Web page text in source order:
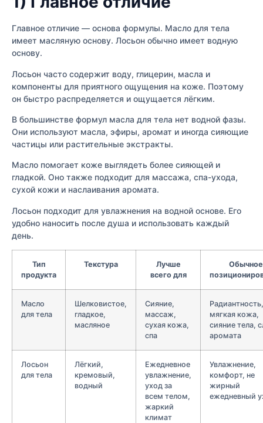
Главное отличие — основа формулы. Масло для тела
имеет масляную основу. Лосьон обычно имеет водную
основу.
Лосьон часто содержит воду, глицерин, масла и
компоненты для приятного ощущения на коже. Поэтому
он быстро распределяется и ощущается лёгким.
В большинстве формул масла для тела нет водной фазы.
Они используют масла, эфиры, аромат и иногда сияющие
частицы или растительные экстракты.
Масло помогает коже выглядеть более сияющей и
гладкой. Оно также подходит для массажа, спа-ухода,
сухой кожи и наслаивания аромата.
Лосьон подходит для увлажнения на водной основе. Его
удобно наносить после душа и использовать каждый
день.
Тип
продукта
Текстура
Лучше
всего для
Обычное
Масло
для тела
Шелковистое,
гладкое,
масляное
Сияние,
массаж,
сухая кожа,
спа
Радиантность,
мягкая кожа,
сияние тела,
аромата
Лосьон
для тела
Лёгкий,
кремовый,
водный
Ежедневное
увлажнение,
уход за
всем телом,
жаркий
климат
Увлажнение,
комфорт, не
жирный
ежедневный